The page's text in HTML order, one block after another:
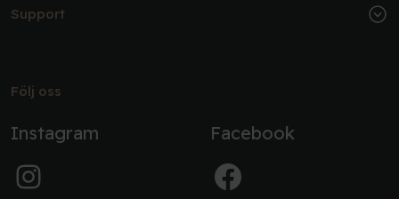
Support
Följ oss
Instagram Facebook